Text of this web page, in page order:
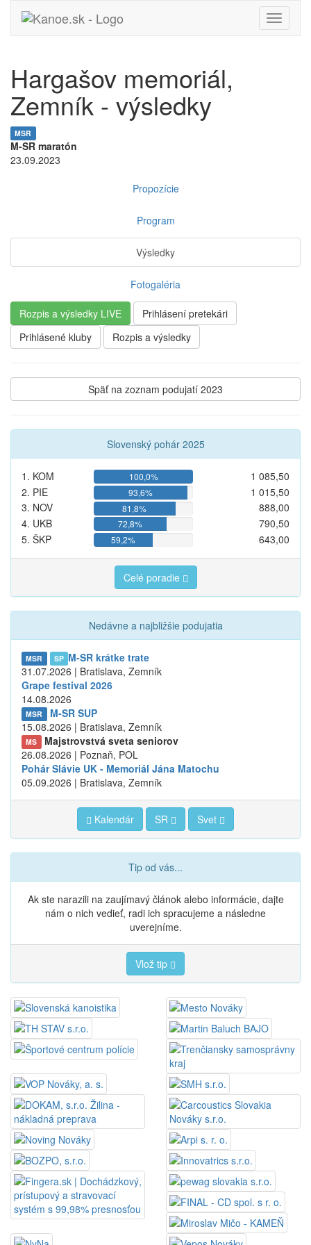
Toggle
Hargašov memoriál,
Zemník - výsledky
MSR
M-SR maratón
23.09.2023
Propozície
Program
Výsledky
Fotogaléria
Rozpis a výsledky LIVE
Prihlásení pretekári
Prihlásené kluby
Rozpis a výsledky
Späť na zoznam podujatí 2023
Slovenský pohár 2025
1. KOM 100,0%
1 085,50
2. PIE
93,6%
1 015,50
3. NOV
81,8%
888,00
4. UKB
72,8%
790,50
5. ŠKP
59,2% 643,00
Celé poradie
Nedávne a najbližšie podujatia
MSR SP M-SR krátke trate
31.07.2026 | Bratislava, Zemník
Grape festival 2026
14.08.2026
MSR
M-SR SUP
15.08.2026 | Bratislava, Zemník
MS
Majstrovstvá sveta seniorov
26.08.2026 | Poznaň, POL
Pohár Slávie UK - Memoriál Jána Matochu
05.09.2026 | Bratislava, Zemník
Kalendár SR Svet
Tip od vás...
Ak ste narazili na zaujímavý článok alebo informácie, dajte
nám o nich vedieť, radi ich spracujeme a následne
uverejníme.
Vlož tip